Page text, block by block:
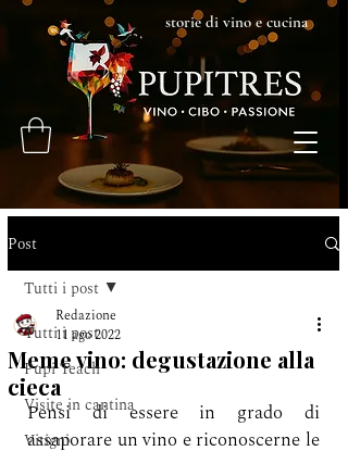
storie di vino e cucina
Post
Tutti i post
Pupi Teach
Visite in cantina
Vitigni
Tutti i post
Meme vino: degustazione alla
cieca
Redazione
11 ago 2022
Pensi di essere in grado di
assaporare un vino e riconoscerne le